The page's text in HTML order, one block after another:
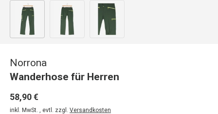
Bild 1 in Galerieansicht laden
Norrona
Wanderhose für Herren
58,90 €
inkl. MwSt. , evtl. zzgl. Versandkosten